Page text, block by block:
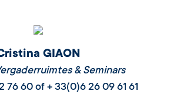
GIAON
& Seminars
76 60 of + 33(0)6 26 09 61 61